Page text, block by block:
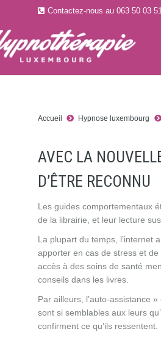
Contactez-nous au 063 50 03 51
Accueil Hypnose luxembourg
AVEC LA
D’ÊTRE RECONNU
Les guides comportementaux
de la librairie, et leur lecture
La plupart du temps, l’internet
apporter en cas de stress et
accès à des soins de santé
conseils dans les livres.
Par ailleurs, l’auto-assistance
sont si semblables aux leurs
confirment ce qu’ils ressentent.